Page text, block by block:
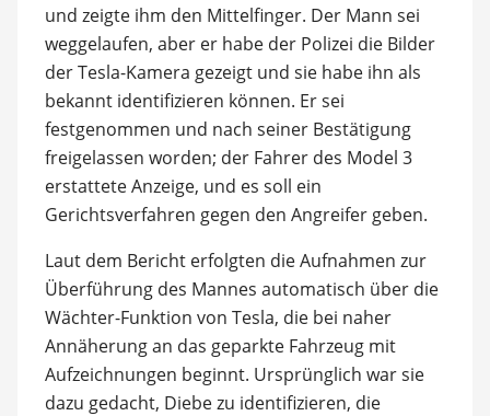
und zeigte ihm den Mittelfinger. Der Mann sei
weggelaufen, aber er habe der Polizei die Bilder
der Tesla-Kamera gezeigt und sie habe ihn als
bekannt identifizieren können. Er sei
festgenommen und nach seiner Bestätigung
freigelassen worden; der Fahrer des Model 3
erstattete Anzeige, und es soll ein
Gerichtsverfahren gegen den Angreifer geben.
Laut dem Bericht erfolgten die Aufnahmen zur
Überführung des Mannes automatisch über die
Wächter-Funktion von Tesla, die bei naher
Annäherung an das geparkte Fahrzeug mit
Aufzeichnungen beginnt. Ursprünglich war sie
dazu gedacht, Diebe zu identifizieren, die